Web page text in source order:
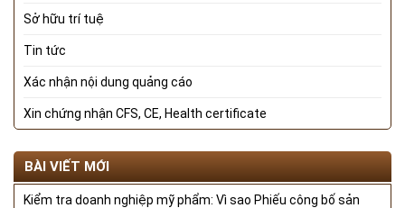
Sở hữu trí tuệ
Tin tức
Xác nhận nội dung quảng cáo
Xin chứng nhận CFS, CE, Health certificate
BÀI VIẾT MỚI
Kiểm tra doanh nghiệp mỹ phẩm: Vì sao Phiếu công bố sản